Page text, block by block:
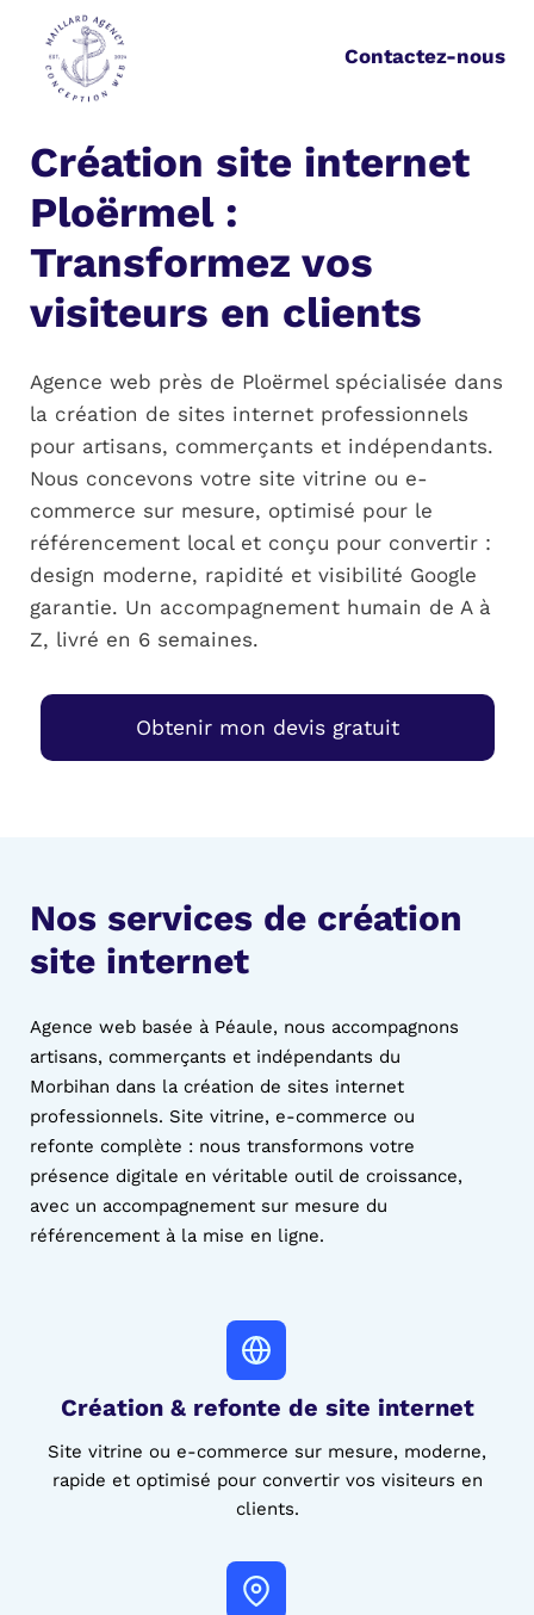
contenu
Contactez-nous
Création site internet
Ploërmel :
Transformez vos
visiteurs en clients
Agence web près de Ploërmel spécialisée dans
la création de sites internet professionnels
pour artisans, commerçants et indépendants.
Nous concevons votre site vitrine ou e-
commerce sur mesure, optimisé pour le
référencement local et conçu pour convertir :
design moderne, rapidité et visibilité Google
garantie. Un accompagnement humain de A à
Z, livré en 6 semaines.
Obtenir mon devis gratuit
Nos services de création
site internet
Agence web basée à Péaule, nous accompagnons
artisans, commerçants et indépendants du
Morbihan dans la création de sites internet
professionnels. Site vitrine, e-commerce ou
refonte complète : nous transformons votre
présence digitale en véritable outil de croissance,
avec un accompagnement sur mesure du
référencement à la mise en ligne.
Création & refonte de site internet
Site vitrine ou e-commerce sur mesure, moderne,
rapide et optimisé pour convertir vos visiteurs en
clients.